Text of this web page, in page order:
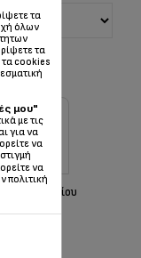
εγχειριδίου
τα
όλων
τα
cookies
μου"
με τις
για να
να
να
πολιτική